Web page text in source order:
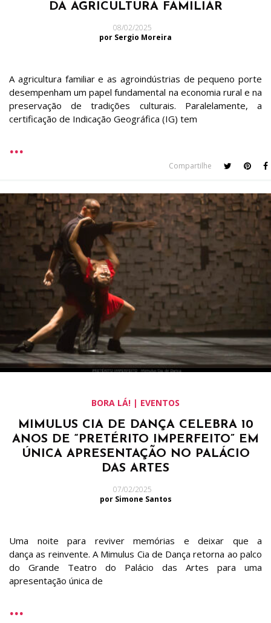
DA AGRICULTURA FAMILIAR
08/02/2025
por Sergio Moreira
A agricultura familiar e as agroindústrias de pequeno porte
desempenham um papel fundamental na economia rural e na
preservação de tradições culturais. Paralelamente, a
certificação de Indicação Geográfica (IG) tem
Compartilhe
BORA LÁ! | EVENTOS
MIMULUS CIA DE DANÇA CELEBRA 10
ANOS DE “PRETÉRITO IMPERFEITO” EM
ÚNICA APRESENTAÇÃO NO PALÁCIO
DAS ARTES
07/02/2025
por Simone Santos
Uma noite para reviver memórias e deixar que a
dança as reinvente. A Mimulus Cia de Dança retorna ao palco
do Grande Teatro do Palácio das Artes para uma
apresentação única de